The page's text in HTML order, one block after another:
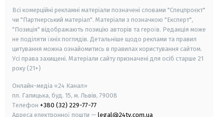
Всі комерційні рекламні матеріали позначені словами "Спецпроєкт"
чи "Партнерський матеріал". Матеріали з позначкою "Експерт",
"Позиція" відображають позицію авторів та героїв. Редакція може
не поділяти їхніх поглядів. Детальніше щодо реклами та правил
цитування можна ознайомитись в правилах користування сайтом.
Усі права захищені. Матеріали сайту призначені для осіб старше 21
року (21+)
Онлайн-медіа «24 Канал»
пл. Галицька, буд. 15, м. Львів, 79008
Телефон +380 (32) 229-77-77
Адреса електронної пошти — legal@24tv.com.ua